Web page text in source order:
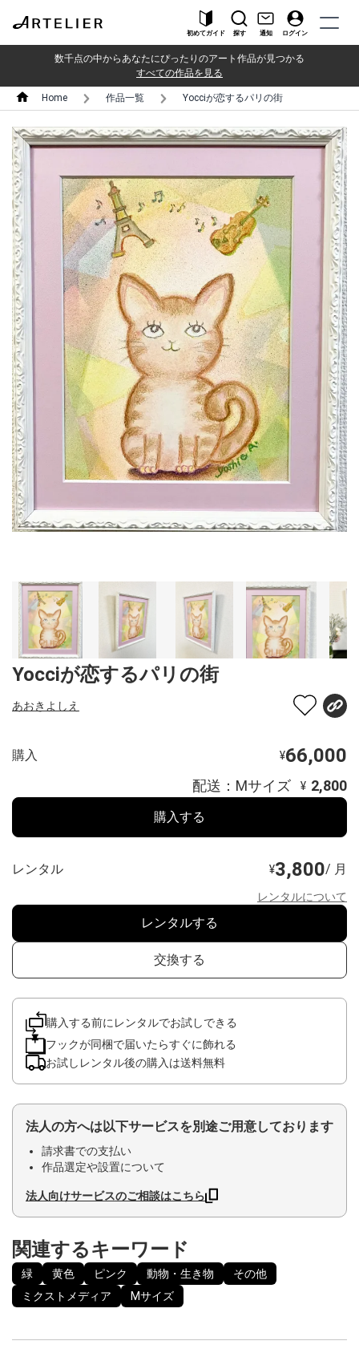
初めてガイド 探す 通知 ログイン
数千点の中からあなたにぴったりのアート作品が見つかる
すべての作品を見る
Home 作品一覧 Yocciが恋するパリの街
Yocciが恋するパリの街
あおきよしえ
購入 ¥66,000
配送：Mサイズ ¥ 2,800
購入する
レンタル ¥3,800/ 月
レンタルについて
レンタルする
交換する
購入する前にレンタルでお試しできる
フックが同梱で届いたらすぐに飾れる
お試しレンタル後の購入は送料無料
法人の方へは以下サービスを別途ご用意しております
請求書での支払い
作品選定や設置について
法人向けサービスのご相談はこちら
関連するキーワード
緑 黄色 ピンク 動物・生き物
その他
ミクストメディア
Mサイズ